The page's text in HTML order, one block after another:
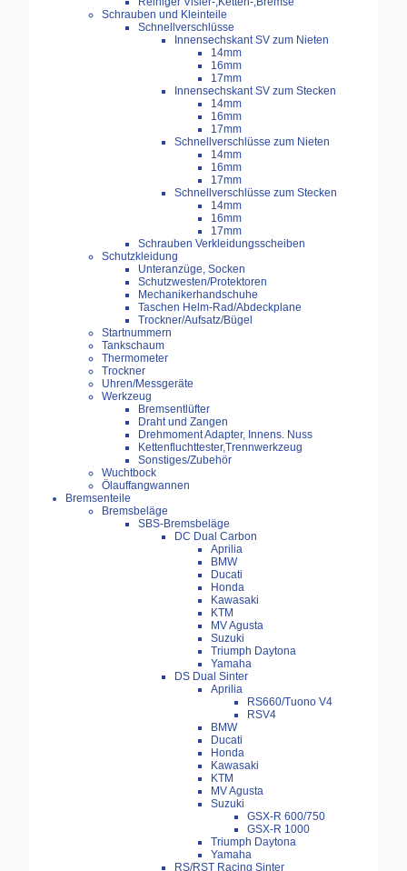
Schrauben und Kleinteile
Schnellverschlüsse
Innensechskant SV zum Nieten
14mm
16mm
17mm
Innensechskant SV zum Stecken
14mm
16mm
17mm
Schnellverschlüsse zum Nieten
14mm
16mm
17mm
Schnellverschlüsse zum Stecken
14mm
16mm
17mm
Schrauben Verkleidungsscheiben
Schutzkleidung
Unteranzüge, Socken
Schutzwesten/Protektoren
Mechanikerhandschuhe
Taschen Helm-Rad/Abdeckplane
Trockner/Aufsatz/Bügel
Startnummern
Tankschaum
Thermometer
Trockner
Uhren/Messgeräte
Werkzeug
Bremsentlüfter
Draht und Zangen
Drehmoment Adapter, Innens. Nuss
Kettenfluchttester,Trennwerkzeug
Sonstiges/Zubehör
Wuchtbock
Ölauffangwannen
Bremsenteile
Bremsbeläge
SBS-Bremsbeläge
DC Dual Carbon
Aprilia
BMW
Ducati
Honda
Kawasaki
KTM
MV Agusta
Suzuki
Triumph Daytona
Yamaha
DS Dual Sinter
Aprilia
RS660/Tuono V4
RSV4
BMW
Ducati
Honda
Kawasaki
KTM
MV Agusta
Suzuki
GSX-R 600/750
GSX-R 1000
Triumph Daytona
Yamaha
RS/RST Racing Sinter